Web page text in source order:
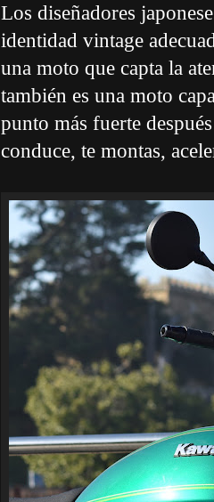
Los diseñadores
identidad vintage
una moto que capta la
también es una moto
punto más fuerte
conduce, te montas,